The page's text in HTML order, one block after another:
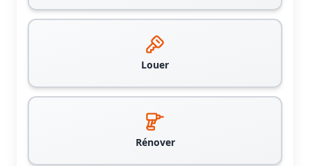
Louer
Rénover